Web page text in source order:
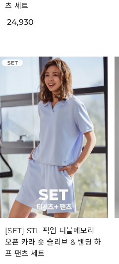
츠 세트
24,930
[SET] STL 픽업 더블메모리
오픈 카라 숏 슬리브 & 밴딩 하
프 팬츠 세트